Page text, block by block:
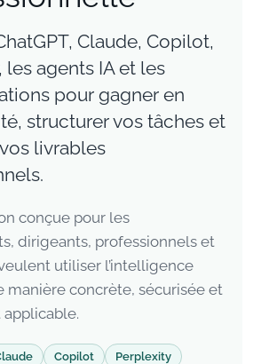
Entreprises
Automatisation IA
Villes
Livres
Claude, Copilot,
les agents IA et les
pour gagner en
structurer vos tâches et
livrables
conçue pour les
dirigeants, professionnels et
utiliser l’intelligence
manière concrète, sécurisée et
Copilot Perplexity